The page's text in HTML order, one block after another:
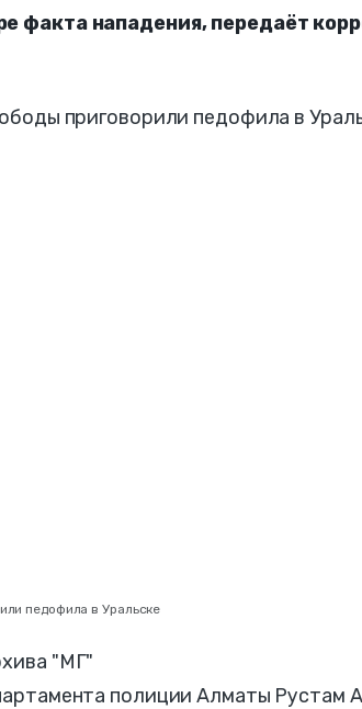
факта нападения, передаёт
педофила в Уральске
"МГ"
полиции Алматы Рустам